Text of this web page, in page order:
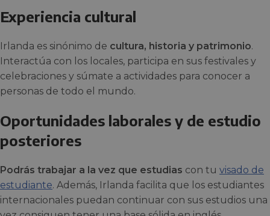
Experiencia cultural
Irlanda es sinónimo de cultura, historia y patrimonio.
Interactúa con los locales, participa en sus festivales y
celebraciones y súmate a actividades para conocer a
personas de todo el mundo.
Oportunidades laborales y de estudio
posteriores
Podrás trabajar a la vez que estudias con tu visado de
estudiante. Además, Irlanda facilita que los estudiantes
internacionales puedan continuar con sus estudios una